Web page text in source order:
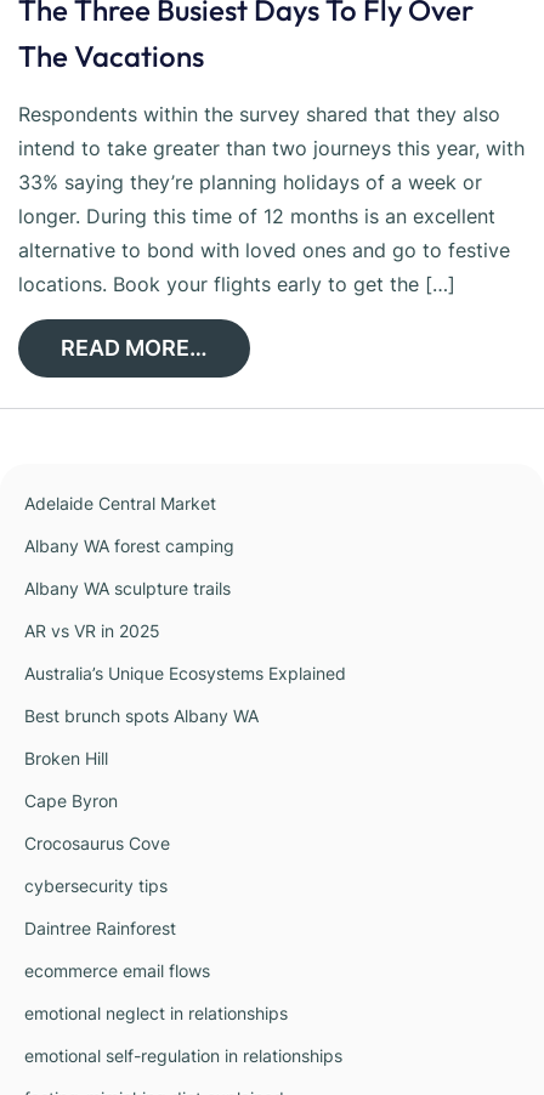
The Three Busiest Days To Fly Over
The Vacations
Respondents within the survey shared that they also
intend to take greater than two journeys this year, with
33% saying they’re planning holidays of a week or
longer. During this time of 12 months is an excellent
alternative to bond with loved ones and go to festive
locations. Book your flights early to get the […]
READ MORE…
Adelaide Central Market
Albany WA forest camping
Albany WA sculpture trails
AR vs VR in 2025
Australia’s Unique Ecosystems Explained
Best brunch spots Albany WA
Broken Hill
Cape Byron
Crocosaurus Cove
cybersecurity tips
Daintree Rainforest
ecommerce email flows
emotional neglect in relationships
emotional self-regulation in relationships